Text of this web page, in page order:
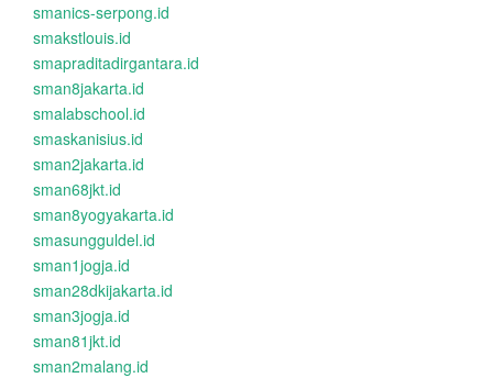
smanics-serpong.id
smakstlouis.id
smapraditadirgantara.id
sman8jakarta.id
smalabschool.id
smaskanisius.id
sman2jakarta.id
sman68jkt.id
sman8yogyakarta.id
smasungguldel.id
sman1jogja.id
sman28dkijakarta.id
sman3jogja.id
sman81jkt.id
sman2malang.id